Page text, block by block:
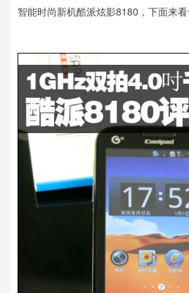
智能时尚新机酷派炫影8180，下面来看